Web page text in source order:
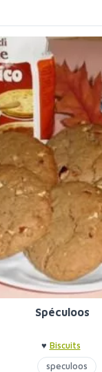
Spéculoos
♥ Biscuits
speculoos